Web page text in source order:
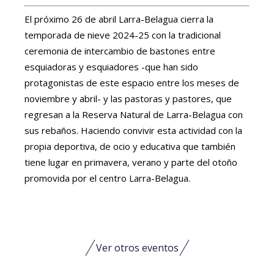
El próximo 26 de abril Larra-Belagua cierra la
temporada de nieve 2024-25 con la tradicional
ceremonia de intercambio de bastones entre
esquiadoras y esquiadores -que han sido
protagonistas de este espacio entre los meses de
noviembre y abril- y las pastoras y pastores, que
regresan a la Reserva Natural de Larra-Belagua con
sus rebaños. Haciendo convivir esta actividad con la
propia deportiva, de ocio y educativa que también
tiene lugar en primavera, verano y parte del otoño
promovida por el centro Larra-Belagua.
Ver otros eventos